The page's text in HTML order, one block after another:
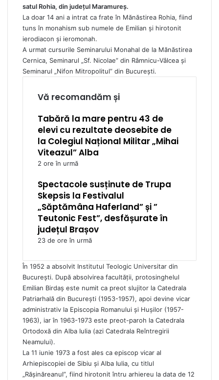
satul Rohia, din județul Maramureș.
La doar 14 ani a intrat ca frate în Mănăstirea Rohia, fiind
tuns în monahism sub numele de Emilian și hirotonit
ierodiacon și ieromonah.
A urmat cursurile Seminarului Monahal de la Mănăstirea
Cernica, Seminarul „Sf. Nicolae” din Râmnicu-Vâlcea și
Seminarul „Nifon Mitropolitul” din București.
Vă recomandăm și
Tabără la mare pentru 43 de
elevi cu rezultate deosebite de
la Colegiul Național Militar „Mihai
Viteazul” Alba
2 ore în urmă
Spectacole susținute de Trupa
Skepsis la Festivalul
„Săptămâna Haferland” și ”
Teutonic Fest”, desfășurate în
județul Brașov
23 de ore în urmă
În 1952 a absolvit Institutul Teologic Universitar din
București. După absolvirea facultății, protosinghelul
Emilian Birdaș este numit ca preot slujitor la Catedrala
Patriarhală din București (1953-1957), apoi devine vicar
administrativ la Episcopia Romanului și Hușilor (1957-
1963), iar în 1963-1973 este preot-paroh la Catedrala
Ortodoxă din Alba Iulia (azi Catedrala Reîntregirii
Neamului).
La 11 iunie 1973 a fost ales ca episcop vicar al
Arhiepiscopiei de Sibiu și Alba Iulia, cu titlul
„Rășinăreanul”, fiind hirotonit întru arhiereu la data de 12